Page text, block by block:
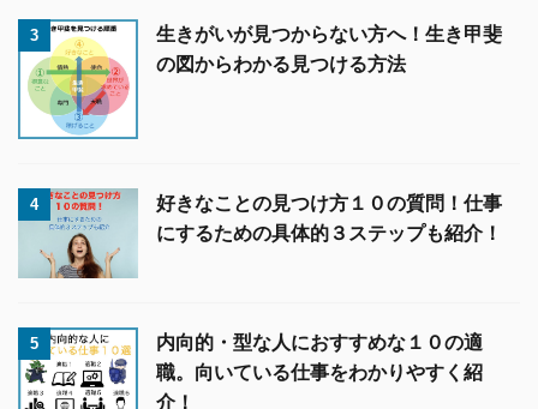
3
生きがいが見つからない方へ！生き甲斐
の図からわかる見つける方法
4
好きなことの見つけ方１０の質問！仕事
にするための具体的３ステップも紹介！
5
内向的・型な人におすすめな１０の適
職。向いている仕事をわかりやすく紹
介！